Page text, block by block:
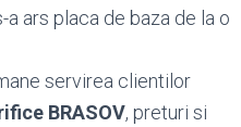
ars placa de baza de la o
servirea clientilor
BRASOV, preturi si